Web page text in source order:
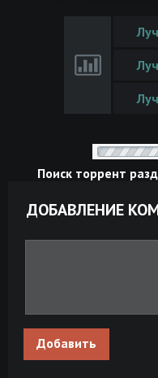
Поиск торрент
ДОБАВЛЕНИЕ
Добавить